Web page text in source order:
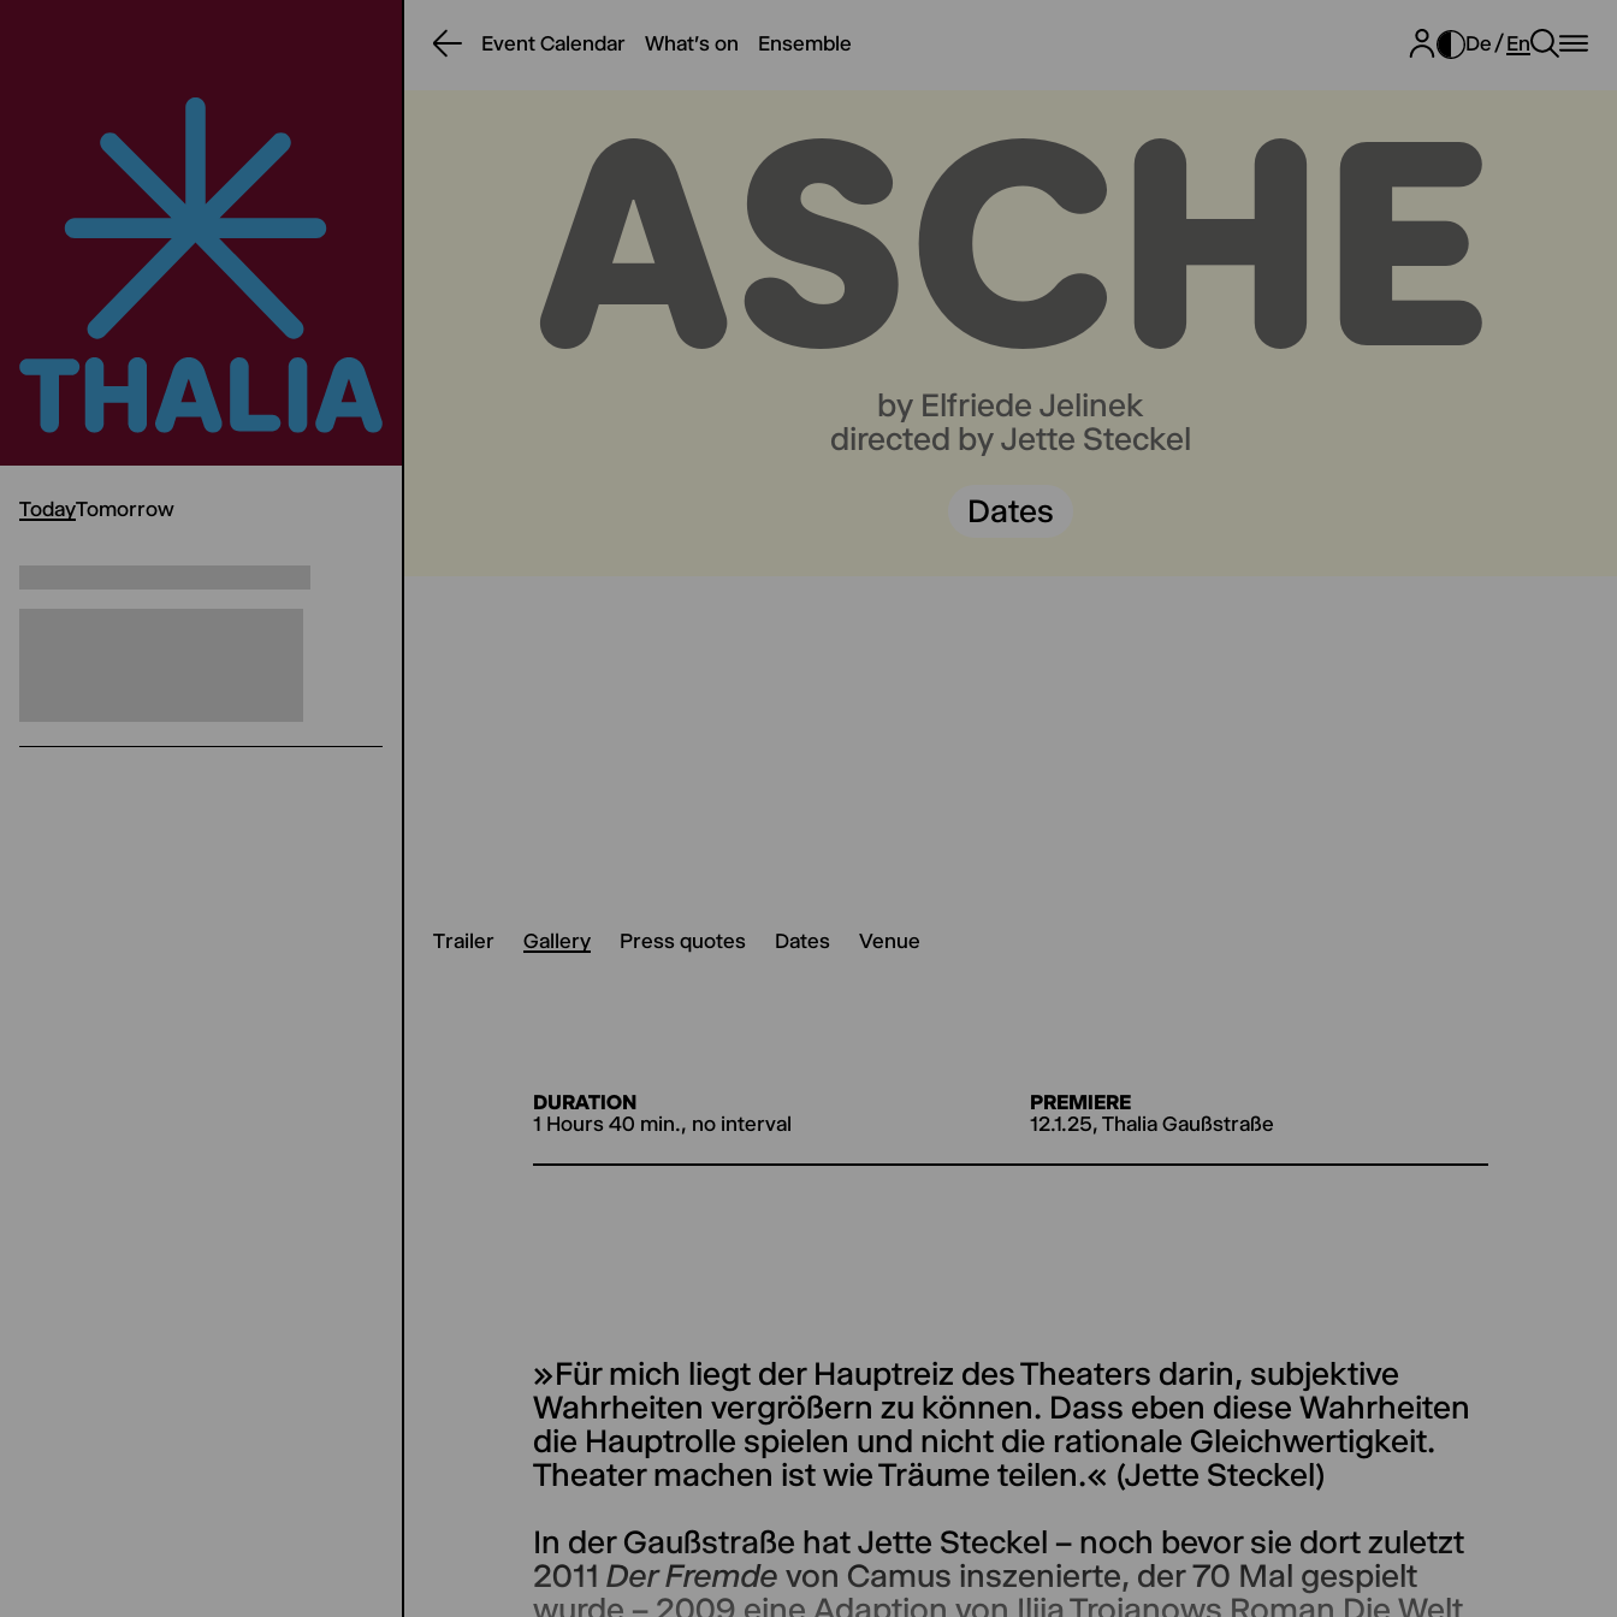
TodayTomorrow
Event Calendar What's on Ensemble De En
ASCHE
by Elfriede Jelinek
directed by Jette Steckel
Dates
Trailer Gallery Press quotes Dates Venue
DURATION
1 Hours 40 min., no interval
PREMIERE
12.1.25, Thalia Gaußstraße
»Für mich liegt der Hauptreiz des Theaters darin, subjektive
Wahrheiten vergrößern zu können. Dass eben diese Wahrheiten
die Hauptrolle spielen und nicht die rationale Gleichwertigkeit.
Theater machen ist wie Träume teilen.« (Jette Steckel)
In der Gaußstraße hat Jette Steckel – noch bevor sie dort zuletzt
2011 Der Fremde von Camus inszenierte, der 70 Mal gespielt